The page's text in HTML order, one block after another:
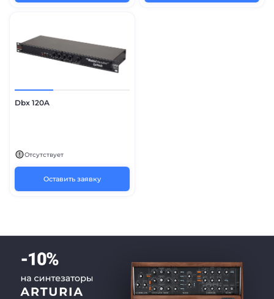
Dbx 120A
Отсутствует
Оставить заявку